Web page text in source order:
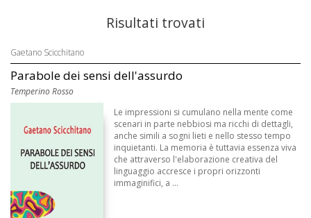
Risultati trovati
Gaetano Scicchitano
Parabole dei sensi dell'assurdo
Temperino Rosso
Le impressioni si cumulano nella mente come
scenari in parte nebbiosi ma ricchi di dettagli,
anche simili a sogni lieti e nello stesso tempo
inquietanti. La memoria è tuttavia essenza viva
che attraverso l'elaborazione creativa del
linguaggio accresce i propri orizzonti
immaginifici, a ...